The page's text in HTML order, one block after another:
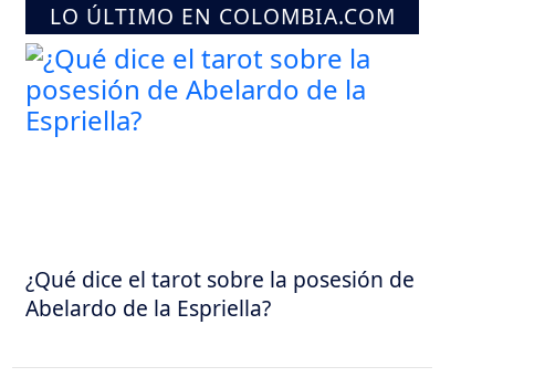
LO ÚLTIMO EN COLOMBIA.COM
¿Qué dice el tarot sobre la posesión de
Abelardo de la Espriella?